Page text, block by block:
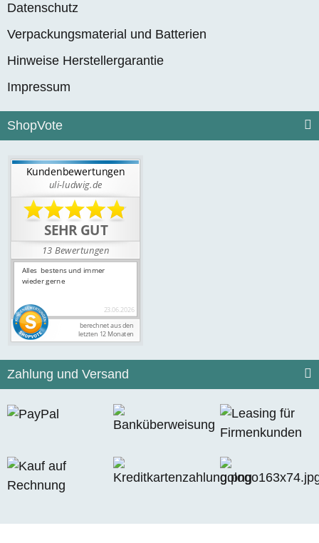
Datenschutz
Verpackungsmaterial und Batterien
Hinweise Herstellergarantie
Impressum
ShopVote
Zahlung und Versand